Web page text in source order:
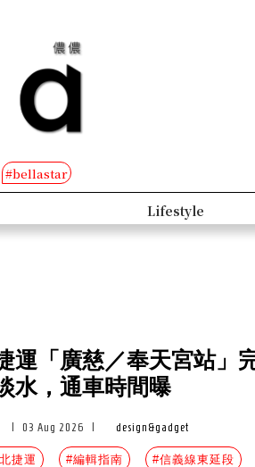
#bellastar
B-Club
運「廣慈／奉天宮站」
水，通車時間曝
03 Aug 2026 design&gadget
捷運 #編輯指南 #信義線東延段